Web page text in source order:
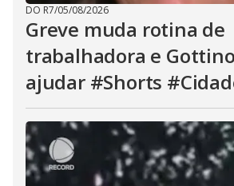
DO R7/05/08/2026
Greve muda rotina de
trabalhadora e
ajudar #Shorts